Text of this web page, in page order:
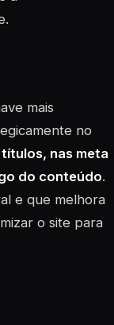
mais
no
nas meta
do conteúdo.
e que melhora
o site para